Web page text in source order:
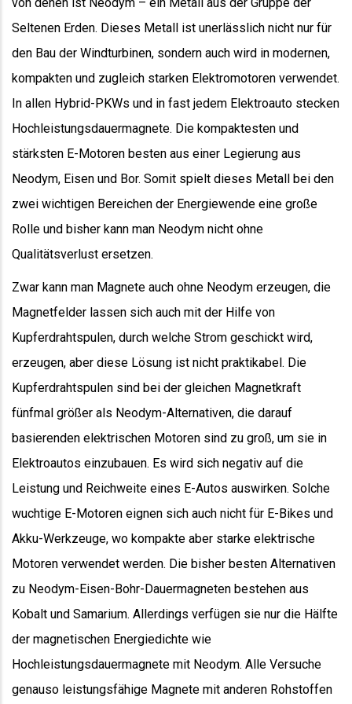
Seltenen Erden. Dieses Metall ist unerlässlich nicht nur für
den Bau der Windturbinen, sondern auch wird in modernen,
kompakten und zugleich starken Elektromotoren verwendet.
In allen Hybrid-PKWs und in fast jedem Elektroauto stecken
Hochleistungsdauermagnete. Die kompaktesten und
stärksten E-Motoren besten aus einer Legierung aus
Neodym, Eisen und Bor. Somit spielt dieses Metall bei den
zwei wichtigen Bereichen der Energiewende eine große
Rolle und bisher kann man Neodym nicht ohne
Qualitätsverlust ersetzen.
Zwar kann man Magnete auch ohne Neodym erzeugen, die
Magnetfelder lassen sich auch mit der Hilfe von
Kupferdrahtspulen, durch welche Strom geschickt wird,
erzeugen, aber diese Lösung ist nicht praktikabel. Die
Kupferdrahtspulen sind bei der gleichen Magnetkraft
fünfmal größer als Neodym-Alternativen, die darauf
basierenden elektrischen Motoren sind zu groß, um sie in
Elektroautos einzubauen. Es wird sich negativ auf die
Leistung und Reichweite eines E-Autos auswirken. Solche
wuchtige E-Motoren eignen sich auch nicht für E-Bikes und
Akku-Werkzeuge, wo kompakte aber starke elektrische
Motoren verwendet werden. Die bisher besten Alternativen
zu Neodym-Eisen-Bohr-Dauermagneten bestehen aus
Kobalt und Samarium. Allerdings verfügen sie nur die Hälfte
der magnetischen Energiedichte wie
Hochleistungsdauermagnete mit Neodym. Alle Versuche
genauso leistungsfähige Magnete mit anderen Rohstoffen